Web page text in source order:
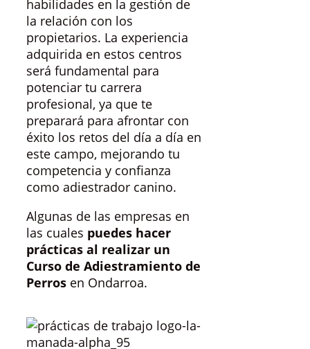
habilidades en la gestión de
la relación con los
propietarios. La experiencia
adquirida en estos centros
será fundamental para
potenciar tu carrera
profesional, ya que te
preparará para afrontar con
éxito los retos del día a día en
este campo, mejorando tu
competencia y confianza
como adiestrador canino.
Algunas de las empresas en
las cuales puedes hacer
prácticas al realizar un
Curso de Adiestramiento de
Perros en Ondarroa.